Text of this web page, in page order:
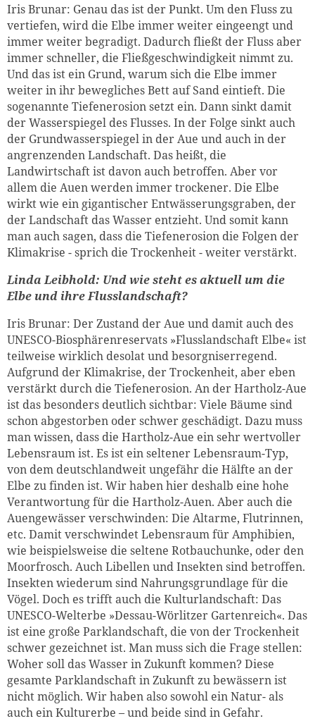
Iris Brunar: Genau das ist der Punkt. Um den Fluss zu
vertiefen, wird die Elbe immer weiter eingeengt und
immer weiter begradigt. Dadurch fließt der Fluss aber
immer schneller, die Fließgeschwindigkeit nimmt zu.
Und das ist ein Grund, warum sich die Elbe immer
weiter in ihr bewegliches Bett auf Sand eintieft. Die
sogenannte Tiefenerosion setzt ein. Dann sinkt damit
der Wasserspiegel des Flusses. In der Folge sinkt auch
der Grundwasserspiegel in der Aue und auch in der
angrenzenden Landschaft. Das heißt, die
Landwirtschaft ist davon auch betroffen. Aber vor
allem die Auen werden immer trockener. Die Elbe
wirkt wie ein gigantischer Entwässerungsgraben, der
der Landschaft das Wasser entzieht. Und somit kann
man auch sagen, dass die Tiefenerosion die Folgen der
Klimakrise - sprich die Trockenheit - weiter verstärkt.
Linda Leibhold: Und wie steht es aktuell um die
Elbe und ihre Flusslandschaft?
Iris Brunar: Der Zustand der Aue und damit auch des
UNESCO-Biosphärenreservats »Flusslandschaft Elbe« ist
teilweise wirklich desolat und besorgniserregend.
Aufgrund der Klimakrise, der Trockenheit, aber eben
verstärkt durch die Tiefenerosion. An der Hartholz-Aue
ist das besonders deutlich sichtbar: Viele Bäume sind
schon abgestorben oder schwer geschädigt. Dazu muss
man wissen, dass die Hartholz-Aue ein sehr wertvoller
Lebensraum ist. Es ist ein seltener Lebensraum-Typ,
von dem deutschlandweit ungefähr die Hälfte an der
Elbe zu finden ist. Wir haben hier deshalb eine hohe
Verantwortung für die Hartholz-Auen. Aber auch die
Auengewässer verschwinden: Die Altarme, Flutrinnen,
etc. Damit verschwindet Lebensraum für Amphibien,
wie beispielsweise die seltene Rotbauchunke, oder den
Moorfrosch. Auch Libellen und Insekten sind betroffen.
Insekten wiederum sind Nahrungsgrundlage für die
Vögel. Doch es trifft auch die Kulturlandschaft: Das
UNESCO-Welterbe »Dessau-Wörlitzer Gartenreich«. Das
ist eine große Parklandschaft, die von der Trockenheit
schwer gezeichnet ist. Man muss sich die Frage stellen:
Woher soll das Wasser in Zukunft kommen? Diese
gesamte Parklandschaft in Zukunft zu bewässern ist
nicht möglich. Wir haben also sowohl ein Natur- als
auch ein Kulturerbe – und beide sind in Gefahr.